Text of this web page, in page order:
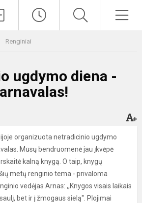
Renginiai
ugdymo diena -
organizuota netradicinio ugdymo
Mūsų bendruomenė jau įkvėpė
kalną knygą. O taip, knygų
metų renginio tema - privaloma
vedėjas Arnas: ,,Knygos visais laikais
bet ir į žmogaus sielą". Plojimai